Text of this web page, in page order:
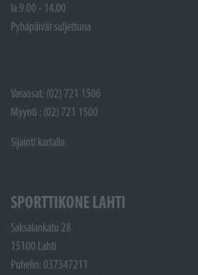
la 9.00 - 14.00
Pyhäpäivät suljettuna
Varaosat: (02) 721 1506
Myynti : (02) 721 1500
Sijainti kartalla
SPORTTIKONE LAHTI
Saksalankatu 28
15100 Lahti
Puhelin: 037347211